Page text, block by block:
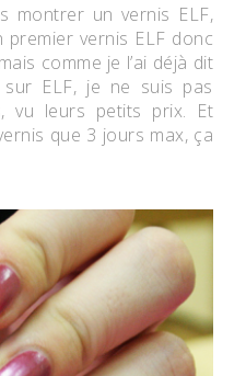
montrer un vernis ELF,
premier vernis ELF donc
comme je l’ai déjà dit
ELF, je ne suis pas
vu leurs petits prix. Et
que 3 jours max, ça